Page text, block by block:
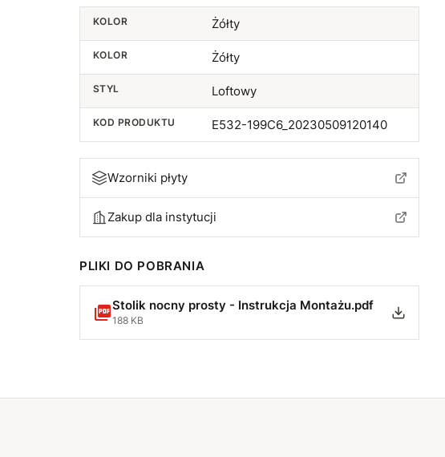
KOLOR Żółty
KOLOR Żółty
STYL Loftowy
KOD PRODUKTU E532-199C6_20230509120140
Wzorniki płyty
Zakup dla instytucji
PLIKI DO POBRANIA
Stolik nocny prosty - Instrukcja Montażu.pdf
188 KB